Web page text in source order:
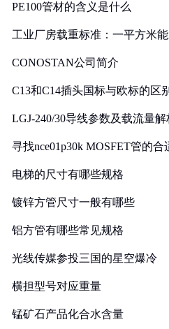
PE100管材的含义是什么
工业厂房载重标准：一平方米
CONOSTAN公司简介
C13和C14插头国标与欧标的区
LGJ-240/30导线参数及载流量解
寻找nce01p30k MOSFET管的
电梯的尺寸有哪些规格
镀锌方管尺寸一般有哪些
铝方管有哪些常见规格
光线传媒参投三国的星空爆冷
横担型号对应重量
锰矿石产品化合水含量